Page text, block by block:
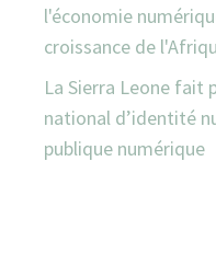
l'économie
croissance de
La Sierra Leone fait
national d’identité
publique numérique